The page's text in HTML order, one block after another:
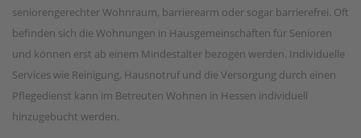
seniorengerechter Wohnraum, barrierearm oder sogar barrierefrei. Oft
befinden sich die Wohnungen in Hausgemeinschaften für Senioren
und können erst ab einem Mindestalter bezogen werden. Individuelle
Services wie Reinigung, Hausnotruf und die Versorgung durch einen
Pflegedienst kann im Betreuten Wohnen in Hessen individuell
hinzugebucht werden.